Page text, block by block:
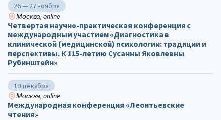
26 — 27 ноября
Москва, online
Четвертая научно-практическая конференция с
международным участием «Диагностика в
клинической (медицинской) психологии: традиции и
перспективы. К 115-летию Сусанны Яковлевны
Рубинштейн»
10 декабря
Москва, online
Международная конференция «Леонтьевские
чтения»